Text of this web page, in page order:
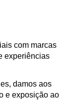
com marcas
experiências
damos aos
e exposição ao